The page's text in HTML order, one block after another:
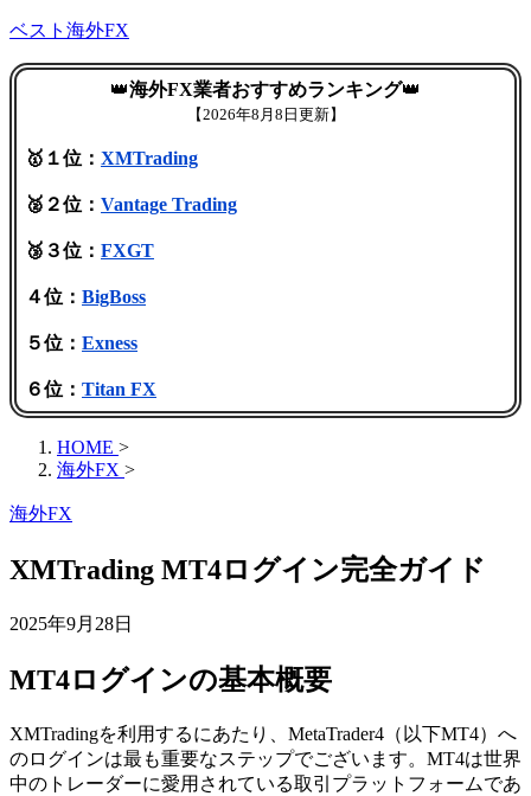
ベスト海外FX
👑海外FX業者おすすめランキング👑
【2026年8月8日更新】
🥇１位： XMTrading
🥈２位： Vantage Trading
🥉３位： FXGT
４位： BigBoss
５位： Exness
６位： Titan FX
HOME >
海外FX >
海外FX
XMTrading MT4ログイン完全ガイド
2025年9月28日
MT4ログインの基本概要
XMTradingを利用するにあたり、MetaTrader4（以下MT4）へ
のログインは最も重要なステップでございます。MT4は世界
中のトレーダーに愛用されている取引プラットフォームであ